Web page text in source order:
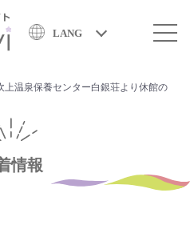
LANG
温泉保養センター白銀荘より休館の
情報